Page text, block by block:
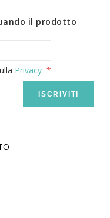
il prodotto
Privacy
ISCRIVITI